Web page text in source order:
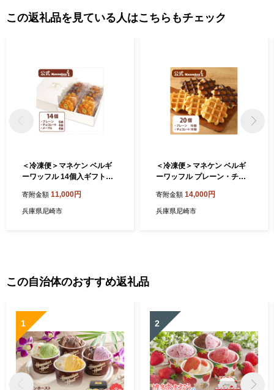
この返礼品を見ている人はこちらもチェック
＜冷凍便＞マネケン ベルギ
ーワッフル 14個入ギフトセ
62166】
寄附金額 11,000円
兵庫県尼崎市
＜冷凍便＞マネケン ベルギ
ーワッフル プレーン・チョ
RB-PCh20)【1244799】
寄附金額 14,000円
兵庫県尼崎市
この自治体のおすすめ返礼品
1 2